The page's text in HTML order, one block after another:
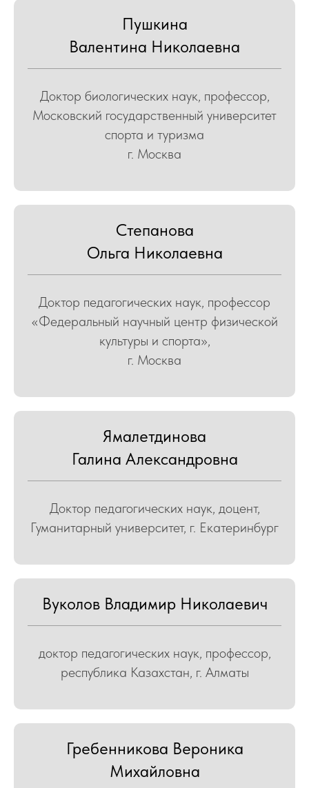
Пушкина
Валентина Николаевна
Доктор биологических наук, профессор,
Московский государственный университет
спорта и туризма
г. Москва
Степанова
Ольга Николаевна
Доктор педагогических наук, профессор
«Федеральный научный центр физической
культуры и спорта»,
г. Москва
Ямалетдинова
Галина Александровна
Доктор педагогических наук, доцент,
Гуманитарный университет, г. Екатеринбург
Вуколов Владимир Николаевич
доктор педагогических наук, профессор,
республика Казахстан, г. Алматы
Гребенникова Вероника
Михайловна